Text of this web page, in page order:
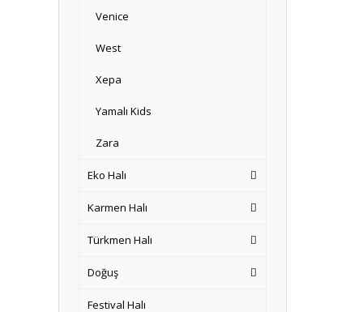
Venice
West
Xepa
Yamalı Kids
Zara
Eko Halı
Karmen Halı
Türkmen Halı
Doğuş
Festival Halı